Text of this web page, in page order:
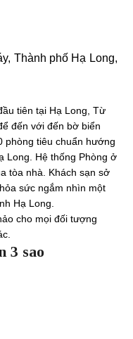
Thành phố Hạ Long,
tiên tại Hạ Long, Từ
đến với đến bờ biển
phòng tiêu chuẩn hướng
Long. Hệ thống Phòng ở
tòa nhà. Khách sạn sở
sức ngắm nhìn một
Hạ Long.
cho mọi đối tượng
3 sao